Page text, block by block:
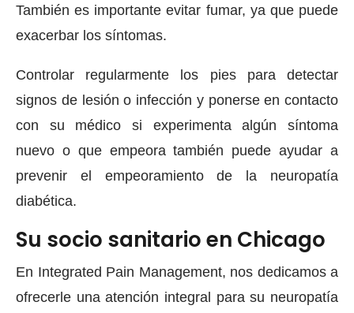
También es importante evitar fumar, ya que puede
exacerbar los síntomas.
Controlar regularmente los pies para detectar
signos de lesión o infección y ponerse en contacto
con su médico si experimenta algún síntoma
nuevo o que empeora también puede ayudar a
prevenir el empeoramiento de la neuropatía
diabética.
Su socio sanitario en Chicago
En Integrated Pain Management, nos dedicamos a
ofrecerle una atención integral para su neuropatía